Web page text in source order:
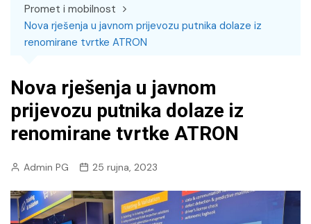
Promet i mobilnost
Nova rješenja u javnom prijevozu putnika dolaze iz
renomirane tvrtke ATRON
Nova rješenja u javnom
prijevozu putnika dolaze iz
renomirane tvrtke ATRON
Admin PG 25 rujna, 2023